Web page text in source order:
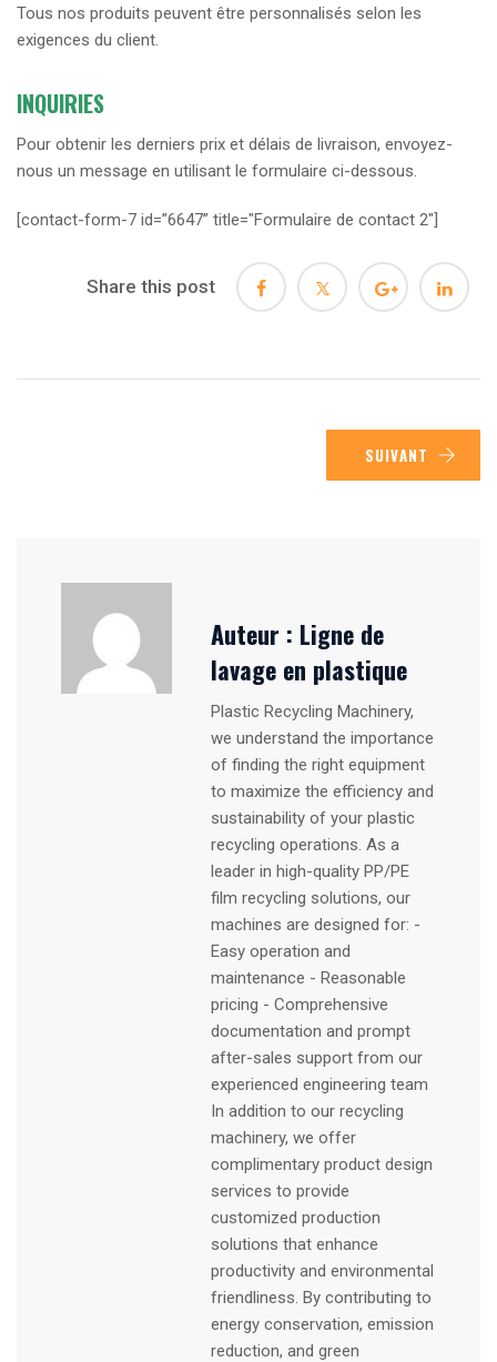
Tous nos produits peuvent être personnalisés selon les
exigences du client.
INQUIRIES
Pour obtenir les derniers prix et délais de livraison, envoyez-
nous un message en utilisant le formulaire ci-dessous.
[contact-form-7 id=”6647” title="Formulaire de contact 2"]
Share this post
SUIVANT
Auteur : Ligne de
lavage en plastique
Plastic Recycling Machinery,
we understand the importance
of finding the right equipment
to maximize the efficiency and
sustainability of your plastic
recycling operations. As a
leader in high-quality PP/PE
film recycling solutions, our
machines are designed for: -
Easy operation and
maintenance - Reasonable
pricing - Comprehensive
documentation and prompt
after-sales support from our
experienced engineering team
In addition to our recycling
machinery, we offer
complimentary product design
services to provide
customized production
solutions that enhance
productivity and environmental
friendliness. By contributing to
energy conservation, emission
reduction, and green